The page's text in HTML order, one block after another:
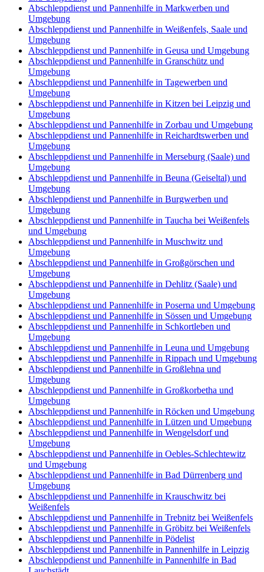
Abschleppdienst und Pannenhilfe in Markwerben und
Umgebung
Abschleppdienst und Pannenhilfe in Weißenfels, Saale und
Umgebung
Abschleppdienst und Pannenhilfe in Geusa und Umgebung
Abschleppdienst und Pannenhilfe in Granschütz und
Umgebung
Abschleppdienst und Pannenhilfe in Tagewerben und
Umgebung
Abschleppdienst und Pannenhilfe in Kitzen bei Leipzig und
Umgebung
Abschleppdienst und Pannenhilfe in Zorbau und Umgebung
Abschleppdienst und Pannenhilfe in Reichardtswerben und
Umgebung
Abschleppdienst und Pannenhilfe in Merseburg (Saale) und
Umgebung
Abschleppdienst und Pannenhilfe in Beuna (Geiseltal) und
Umgebung
Abschleppdienst und Pannenhilfe in Burgwerben und
Umgebung
Abschleppdienst und Pannenhilfe in Taucha bei Weißenfels
und Umgebung
Abschleppdienst und Pannenhilfe in Muschwitz und
Umgebung
Abschleppdienst und Pannenhilfe in Großgörschen und
Umgebung
Abschleppdienst und Pannenhilfe in Dehlitz (Saale) und
Umgebung
Abschleppdienst und Pannenhilfe in Poserna und Umgebung
Abschleppdienst und Pannenhilfe in Sössen und Umgebung
Abschleppdienst und Pannenhilfe in Schkortleben und
Umgebung
Abschleppdienst und Pannenhilfe in Leuna und Umgebung
Abschleppdienst und Pannenhilfe in Rippach und Umgebung
Abschleppdienst und Pannenhilfe in Großlehna und
Umgebung
Abschleppdienst und Pannenhilfe in Großkorbetha und
Umgebung
Abschleppdienst und Pannenhilfe in Röcken und Umgebung
Abschleppdienst und Pannenhilfe in Lützen und Umgebung
Abschleppdienst und Pannenhilfe in Wengelsdorf und
Umgebung
Abschleppdienst und Pannenhilfe in Oebles-Schlechtewitz
und Umgebung
Abschleppdienst und Pannenhilfe in Bad Dürrenberg und
Umgebung
Abschleppdienst und Pannenhilfe in Krauschwitz bei
Weißenfels
Abschleppdienst und Pannenhilfe in Trebnitz bei Weißenfels
Abschleppdienst und Pannenhilfe in Gröbitz bei Weißenfels
Abschleppdienst und Pannenhilfe in Pödelist
Abschleppdienst und Pannenhilfe in Pannenhilfe in Leipzig
Abschleppdienst und Pannenhilfe in Pannenhilfe in Bad